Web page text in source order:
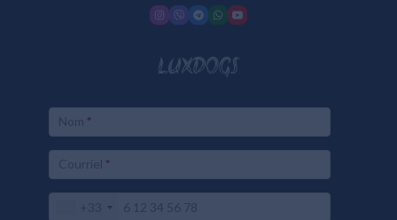
LUXDOGS
*
*